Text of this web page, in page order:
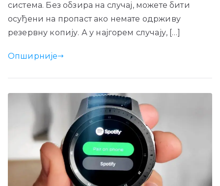
система. Без обзира на случај, можете бити
осуђени на пропаст ако немате одрживу
резервну копију. А у најгорем случају, […]
Опширније